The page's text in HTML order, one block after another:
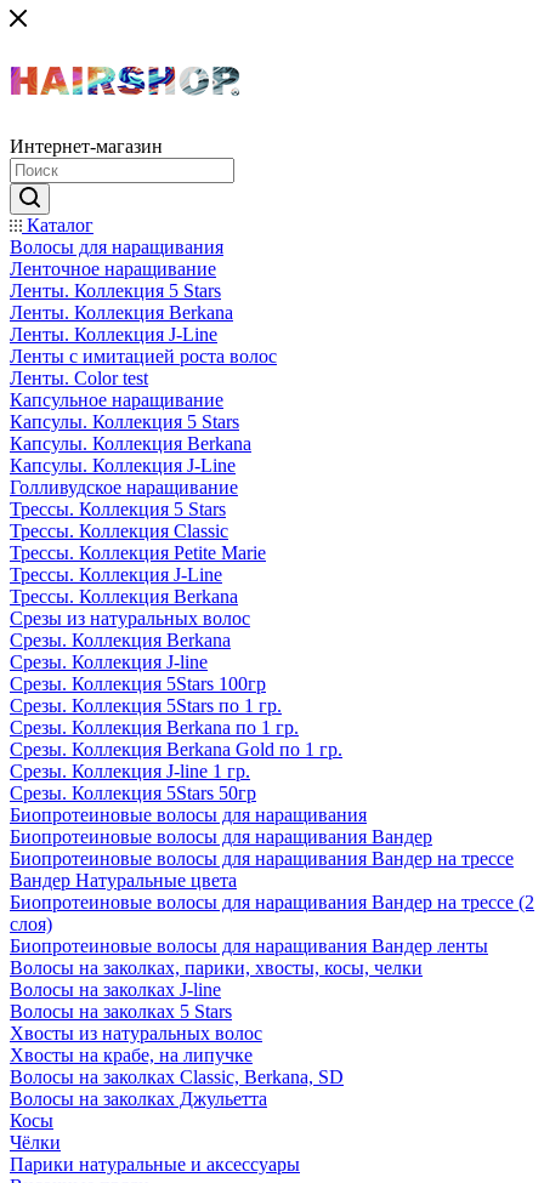
Интернет-магазин
Каталог
Волосы для наращивания
Ленточное наращивание
Ленты. Коллекция 5 Stars
Ленты. Коллекция Berkana
Ленты. Коллекция J-Line
Ленты с имитацией роста волос
Ленты. Color test
Капсульное наращивание
Капсулы. Коллекция 5 Stars
Капсулы. Коллекция Berkana
Капсулы. Коллекция J-Line
Голливудское наращивание
Трессы. Коллекция 5 Stars
Трессы. Коллекция Classic
Трессы. Коллекция Petite Marie
Трессы. Коллекция J-Line
Трессы. Коллекция Berkana
Срезы из натуральных волос
Срезы. Коллекция Berkana
Срезы. Коллекция J-line
Срезы. Коллекция 5Stars 100гр
Срезы. Коллекция 5Stars по 1 гр.
Срезы. Коллекция Berkana по 1 гр.
Срезы. Коллекция Berkana Gold по 1 гр.
Срезы. Коллекция J-line 1 гр.
Срезы. Коллекция 5Stars 50гр
Биопротеиновые волосы для наращивания
Биопротеиновые волосы для наращивания Вандер
Биопротеиновые волосы для наращивания Вандер на трессе
Вандер Натуральные цвета
Биопротеиновые волосы для наращивания Вандер на трессе (2
слоя)
Биопротеиновые волосы для наращивания Вандер ленты
Волосы на заколках, парики, хвосты, косы, челки
Волосы на заколках J-line
Волосы на заколках 5 Stars
Хвосты из натуральных волос
Хвосты на крабе, на липучке
Волосы на заколках Classic, Berkana, SD
Волосы на заколках Джульетта
Косы
Чёлки
Парики натуральные и аксессуары